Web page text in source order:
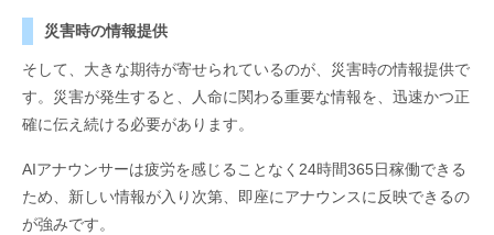
災害時の情報提供
そして、大きな期待が寄せられているのが、災害時の情報提供で
す。災害が発生すると、人命に関わる重要な情報を、迅速かつ正
確に伝え続ける必要があります。
AIアナウンサーは疲労を感じることなく24時間365日稼働できる
ため、新しい情報が入り次第、即座にアナウンスに反映できるの
が強みです。